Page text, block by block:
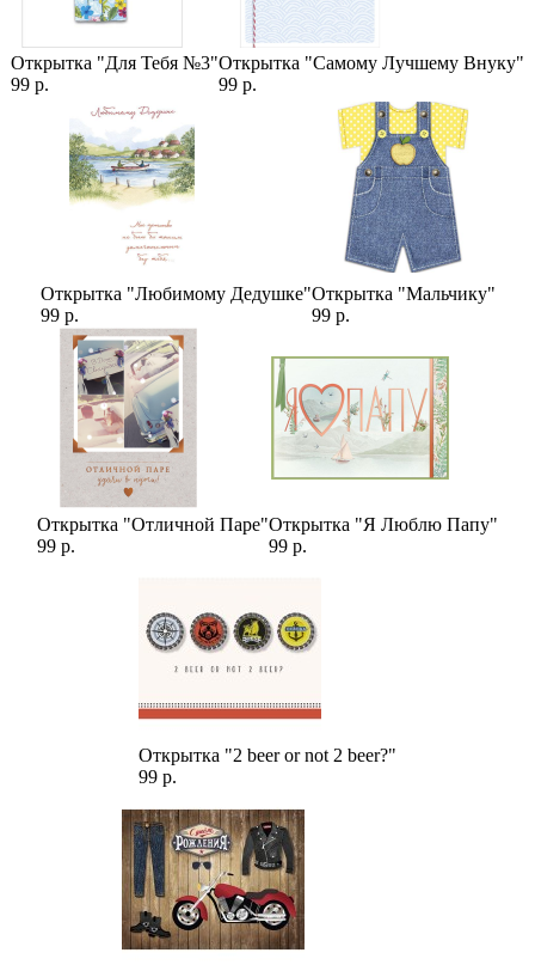
Открытка "Для Тебя №3"
99 р.
Открытка "Самому Лучшему Внуку"
99 р.
Открытка "Любимому Дедушке"
99 р.
Открытка "Мальчику"
99 р.
Открытка "Отличной Паре"
99 р.
Открытка "Я Люблю Папу"
99 р.
Открытка "2 beer or not 2 beer?"
99 р.